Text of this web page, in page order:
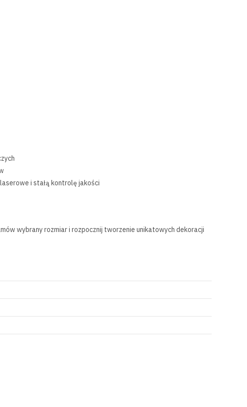
i stałą kontrolę jakości
wybrany rozmiar i rozpocznij tworzenie unikatowych dekoracji